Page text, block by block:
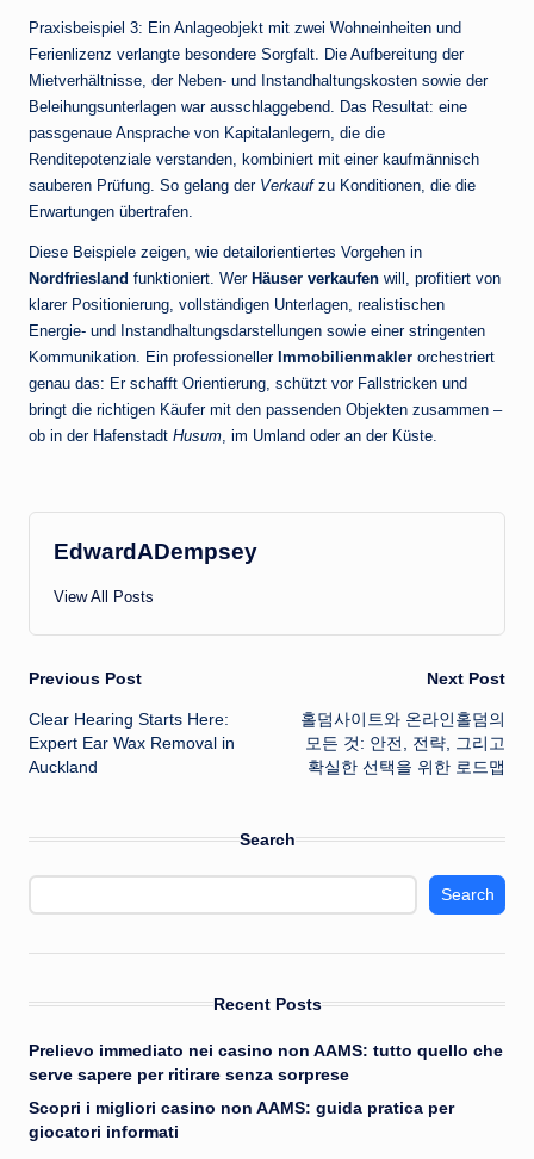
Praxisbeispiel 3: Ein Anlageobjekt mit zwei Wohneinheiten und
Ferienlizenz verlangte besondere Sorgfalt. Die Aufbereitung der
Mietverhältnisse, der Neben- und Instandhaltungskosten sowie der
Beleihungsunterlagen war ausschlaggebend. Das Resultat: eine
passgenaue Ansprache von Kapitalanlegern, die die
Renditepotenziale verstanden, kombiniert mit einer kaufmännisch
sauberen Prüfung. So gelang der Verkaufzu Konditionen, die die
Erwartungen übertrafen.
Diese Beispiele zeigen, wie detailorientiertes Vorgehen in
Nordfriesland funktioniert. Wer Häuser verkaufen will, profitiert von
klarer Positionierung, vollständigen Unterlagen, realistischen
Energie- und Instandhaltungsdarstellungen sowie einer stringenten
Kommunikation. Ein professioneller Immobilienmakler orchestriert
genau das: Er schafft Orientierung, schützt vor Fallstricken und
bringt die richtigen Käufer mit den passenden Objekten zusammen –
ob in der Hafenstadt Husum, im Umland oder an der Küste.
EdwardADempsey
View All Posts
Post
navigation
Previous Post
Clear Hearing Starts Here:
Expert Ear Wax Removal in
Auckland
Next Post
홀덤사이트와 온라인홀덤의
모든 것: 안전, 전략, 그리고
확실한 선택을 위한 로드맵
Search
Search
Recent Posts
Prelievo immediato nei casino non AAMS: tutto quello che
serve sapere per ritirare senza sorprese
Scopri i migliori casino non AAMS: guida pratica per
giocatori informati